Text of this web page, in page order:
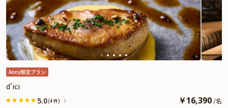
★本プランでは、有料オプションで、プロポーズにぴったりな花束・ギフト・
カスタマイズ可能なメッセージカードなどをお付けすることが出来ます。メッ
セージカードは着席時に、花束やギフトはデザートタイムにご予約主様にお渡
し致しますので、サプライズにお役立てください。詳しくは本ページ中段の
「お祝いアイテム」の欄で、お選びいただけます。
Anny限定プラン
d'ici
5.0(4件) ￥16,390 /名